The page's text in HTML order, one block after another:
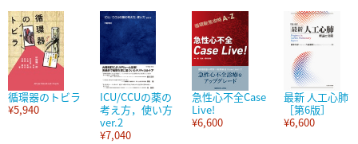
循環器のトビラ
¥5,940
ICU/CCUの薬の
考え方，使い方
ver.2
¥7,040
急性心不全Case
Live!
¥6,600
最新 人工心肺
［第6版］
¥6,600